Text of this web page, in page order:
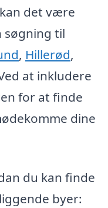
det være
søgning til
, Hillerød,
at inkludere
for at finde
dine
du kan finde
byer: